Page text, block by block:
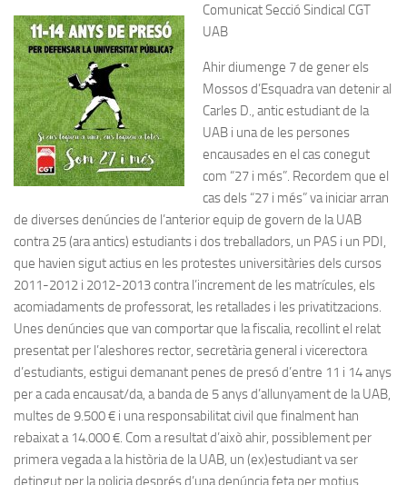
Comunicat Secció Sindical CGT
UAB
Ahir diumenge 7 de gener els
Mossos d’Esquadra van detenir al
Carles D., antic estudiant de la
UAB i una de les persones
encausades en el cas conegut
com “27 i més”. Recordem que el
cas dels “27 i més” va iniciar arran
de diverses denúncies de l’anterior equip de govern de la UAB
contra 25 (ara antics) estudiants i dos treballadors, un PAS i un PDI,
que havien sigut actius en les protestes universitàries dels cursos
2011-2012 i 2012-2013 contra l’increment de les matrícules, els
acomiadaments de professorat, les retallades i les privatitzacions.
Unes denúncies que van comportar que la fiscalia, recollint el relat
presentat per l’aleshores rector, secretària general i vicerectora
d’estudiants, estigui demanant penes de presó d’entre 11 i 14 anys
per a cada encausat/da, a banda de 5 anys d’allunyament de la UAB,
multes de 9.500 € i una responsabilitat civil que finalment han
rebaixat a 14.000 €. Com a resultat d’això ahir, possiblement per
primera vegada a la història de la UAB, un (ex)estudiant va ser
detingut per la policia després d’una denúncia feta per motius